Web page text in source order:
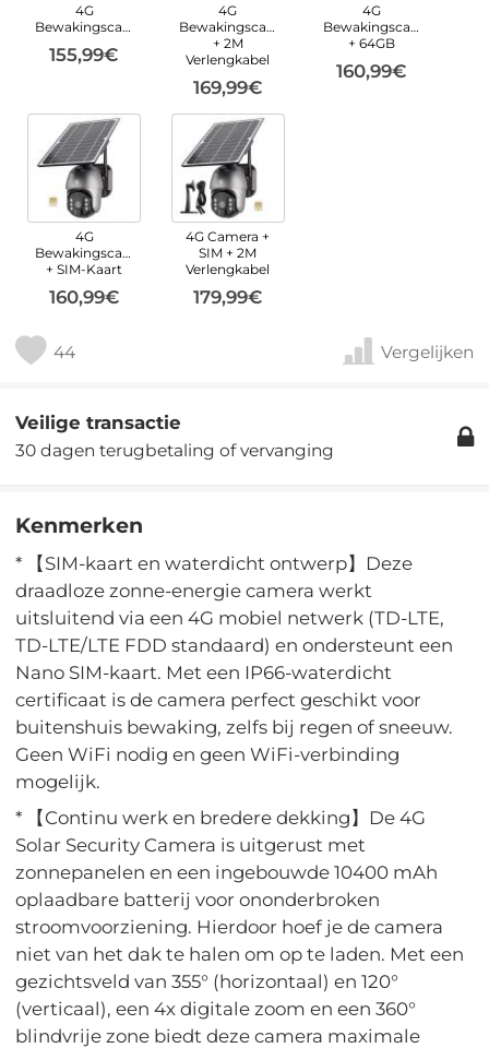
4G
Bewakingscamera
155,99€
4G
Bewakingscamera
+ 2M
Verlengkabel
169,99€
4G
Bewakingscamera
+ 64GB
160,99€
4G
Bewakingscamera
+ SIM-Kaart
160,99€
4G Camera +
SIM + 2M
Verlengkabel
179,99€
44 Vergelijken
Veilige transactie
30 dagen terugbetaling of vervanging
Kenmerken
* 【SIM-kaart en waterdicht ontwerp】Deze
draadloze zonne-energie camera werkt
uitsluitend via een 4G mobiel netwerk (TD-LTE,
TD-LTE/LTE FDD standaard) en ondersteunt een
Nano SIM-kaart. Met een IP66-waterdicht
certificaat is de camera perfect geschikt voor
buitenshuis bewaking, zelfs bij regen of sneeuw.
Geen WiFi nodig en geen WiFi-verbinding
mogelijk.
* 【Continu werk en bredere dekking】De 4G
Solar Security Camera is uitgerust met
zonnepanelen en een ingebouwde 10400 mAh
oplaadbare batterij voor ononderbroken
stroomvoorziening. Hierdoor hoef je de camera
niet van het dak te halen om op te laden. Met een
gezichtsveld van 355° (horizontaal) en 120°
(verticaal), een 4x digitale zoom en een 360°
blindvrije zone biedt deze camera maximale